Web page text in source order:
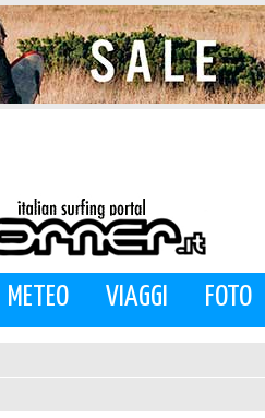
METEO VIAGGI FOTO